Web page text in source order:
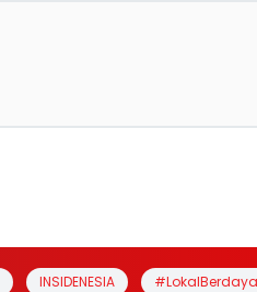
INSIDENESIA #LokalBerdaya